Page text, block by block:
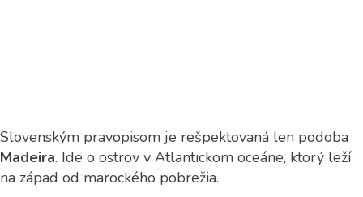
Slovenským pravopisom je rešpektovaná len podoba
Madeira. Ide o ostrov v Atlantickom oceáne, ktorý leží
na západ od marockého pobrežia.